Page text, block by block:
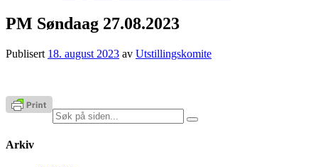
PM Søndaag 27.08.2023
Publisert 18. august 2023 av Utstillingskomite
Søk
etter:
Arkiv